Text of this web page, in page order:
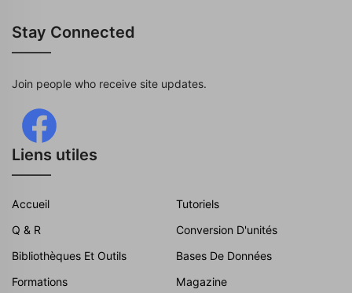
Stay Connected
Join people who receive site updates.
Liens utiles
Accueil
Tutoriels
Q & R
Conversion D'unités
Bibliothèques Et Outils
Bases De Données
Formations
Magazine